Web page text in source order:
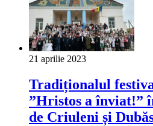
21 aprilie 2023
Tradiționalul
”Hristos a înviat!”
de Criuleni și